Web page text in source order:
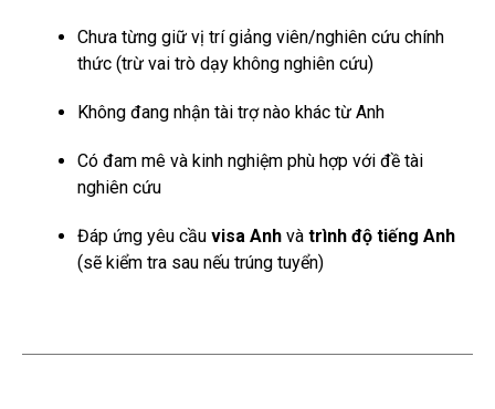
Chưa từng giữ vị trí giảng viên/nghiên cứu chính
thức (trừ vai trò dạy không nghiên cứu)
Không đang nhận tài trợ nào khác từ Anh
Có đam mê và kinh nghiệm phù hợp với đề tài
nghiên cứu
Đáp ứng yêu cầu visa Anh và trình độ tiếng Anh
(sẽ kiểm tra sau nếu trúng tuyển)